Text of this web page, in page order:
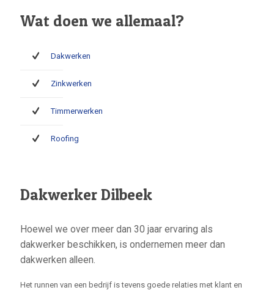
Wat doen we allemaal?
Dakwerken
Zinkwerken
Timmerwerken
Roofing
Dakwerker Dilbeek
Hoewel we over meer dan 30 jaar ervaring als
dakwerker beschikken, is ondernemen meer dan
dakwerken alleen.
Het runnen van een bedrijf is tevens goede relaties met klant en